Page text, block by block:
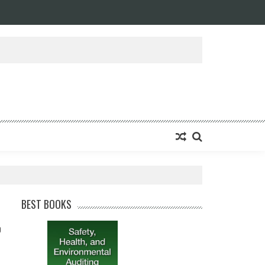
BEST BOOKS